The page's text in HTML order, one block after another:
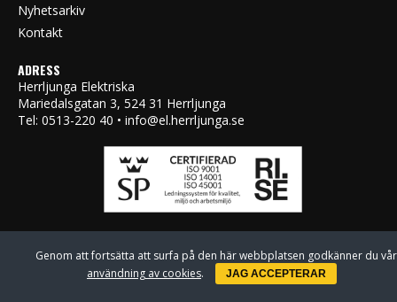
Nyhetsarkiv
Kontakt
ADRESS
Herrljunga Elektriska
Mariedalsgatan 3, 524 31 Herrljunga
Tel: 0513-220 40 • info@el.herrljunga.se
Genom att fortsätta att surfa på den här webbplatsen godkänner du vår
användning av cookies. JAG ACCEPTERAR